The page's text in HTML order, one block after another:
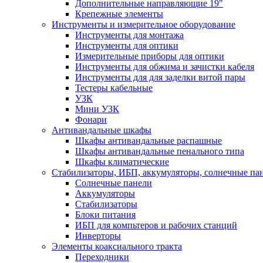
Дополнительные направляющие 19"
Крепежные элементы
Инструменты и измерительное оборудование
Инструменты для монтажа
Инструменты для оптики
Измерительные приборы для оптики
Инструменты для обжима и зачистки кабеля
Инструменты для для заделки витой пары
Тестеры кабельные
УЗК
Мини УЗК
Фонари
Антивандальные шкафы
Шкафы антивандальные распашные
Шкафы антивандальные пенального типа
Шкафы климатические
Стабилизаторы, ИБП, аккумуляторы, солнечные
Солнечные панели
Аккумуляторы
Стабилизаторы
Блоки питания
ИБП для компьтеров и рабочих станций
Инверторы
Элементы коаксиального тракта
Переходники